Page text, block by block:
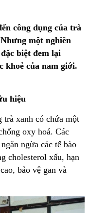
công dụng của trà
một nghiên
biệt đem lại
khoẻ của nam giới.
hiệu
trà xanh có chứa một
oxy hoá. Các
ngừa các tế bào
cholesterol xấu, hạn
bảo vệ gan và